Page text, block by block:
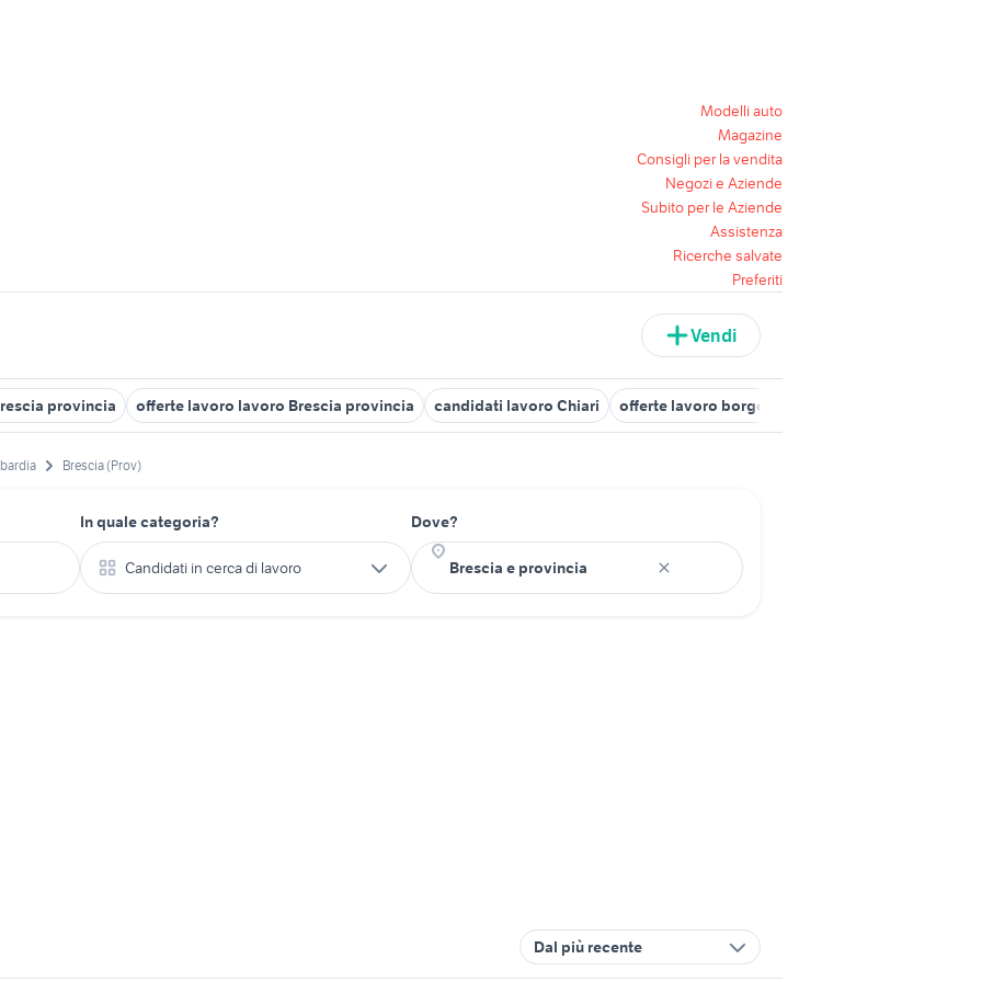
Modelli auto
Magazine
Consigli per la vendita
Negozi e Aziende
Subito per le Aziende
Assistenza
Ricerche salvate
Preferiti
Vendi
provincia offerte lavoro lavoro Brescia provincia candidati lavoro Chiari offerte lavoro borgosatollo
Brescia (Prov)
In quale categoria?
Candidati in cerca di lavoro
Dove?
Dal più recente